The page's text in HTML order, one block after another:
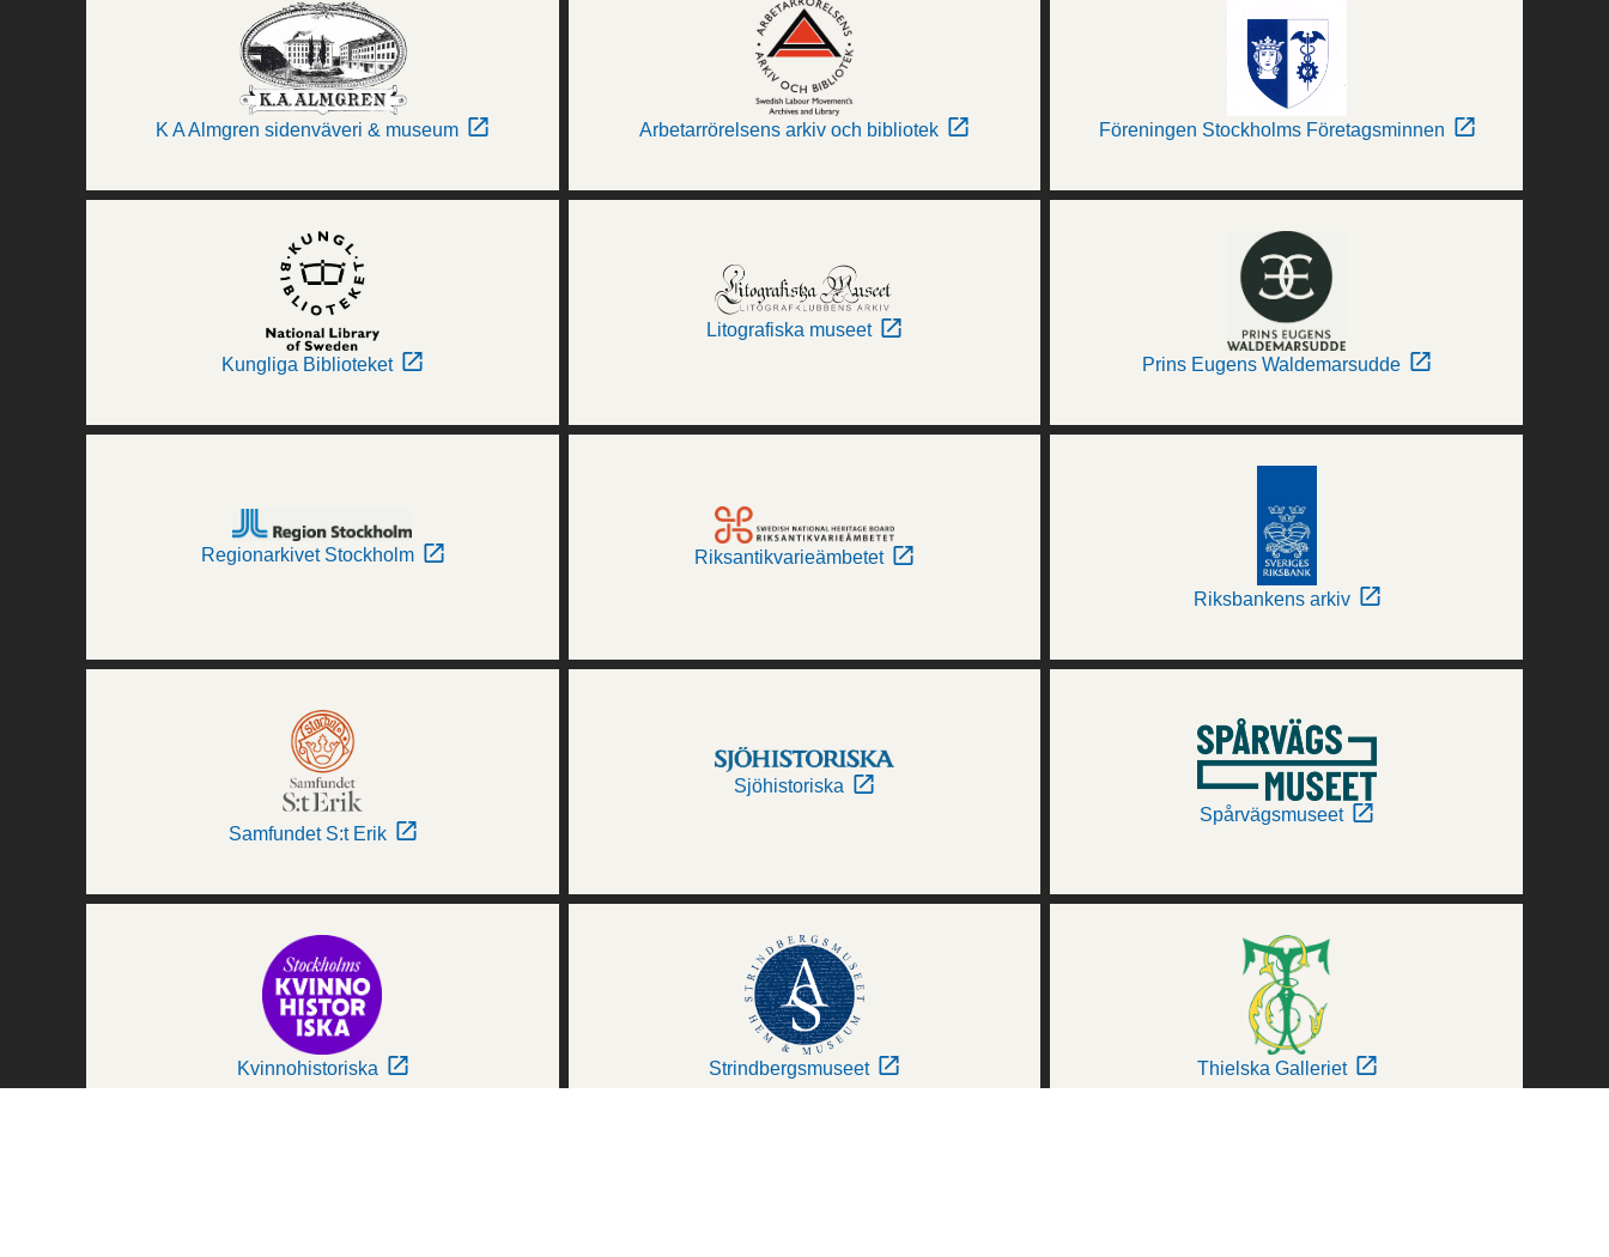
K A Almgren sidenväveri & museum Arbetarrörelsens arkiv och bibliotek Föreningen Stockholms Företagsminnen
Kungliga Biblioteket
Litografiska museet
Prins Eugens Waldemarsudde
Regionarkivet Stockholm Riksantikvarieämbetet
Riksbankens arkiv
Samfundet S:t Erik
Sjöhistoriska
Spårvägsmuseet
Kvinnohistoriska Strindbergsmuseet Thielska Galleriet